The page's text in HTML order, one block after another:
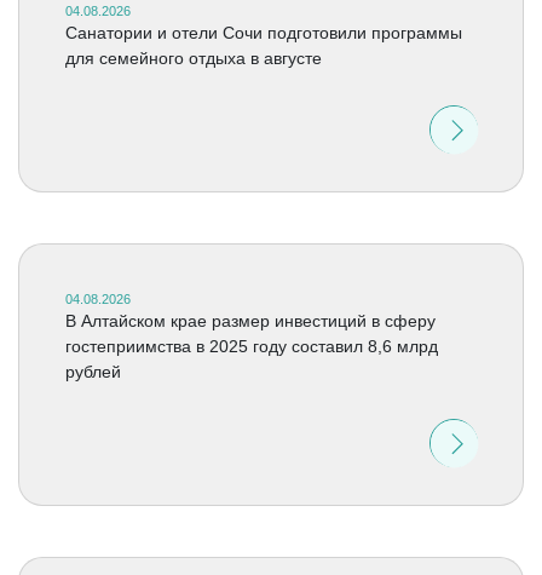
04.08.2026
Санатории и отели Сочи подготовили программы
для семейного отдыха в августе
04.08.2026
В Алтайском крае размер инвестиций в сферу
гостеприимства в 2025 году составил 8,6 млрд
рублей